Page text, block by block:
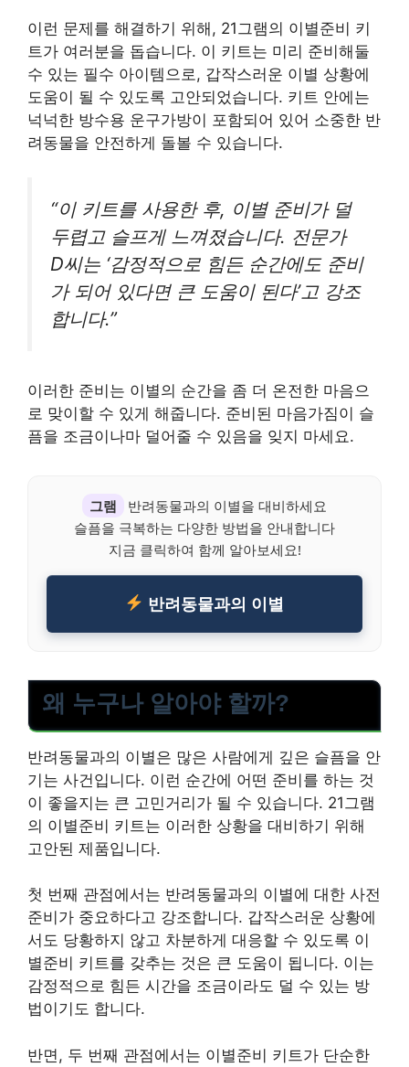
이런 문제를 해결하기 위해, 21그램의 이별준비 키
트가 여러분을 돕습니다. 이 키트는 미리 준비해둘
수 있는 필수 아이템으로, 갑작스러운 이별 상황에
도움이 될 수 있도록 고안되었습니다. 키트 안에는
넉넉한 방수용 운구가방이 포함되어 있어 소중한 반
려동물을 안전하게 돌볼 수 있습니다.
“이 키트를 사용한 후, 이별 준비가 덜
두렵고 슬프게 느껴졌습니다. 전문가
D씨는 ‘감정적으로 힘든 순간에도 준비
가 되어 있다면 큰 도움이 된다’고 강조
합니다.”
이러한 준비는 이별의 순간을 좀 더 온전한 마음으
로 맞이할 수 있게 해줍니다. 준비된 마음가짐이 슬
픔을 조금이나마 덜어줄 수 있음을 잊지 마세요.
그램
반려동물과의 이별을 대비하세요
슬픔을 극복하는 다양한 방법을 안내합니다
지금 클릭하여 함께 알아보세요!
반려동물과의 이별
왜 누구나 알아야 할까?
반려동물과의 이별은 많은 사람에게 깊은 슬픔을 안
기는 사건입니다. 이런 순간에 어떤 준비를 하는 것
이 좋을지는 큰 고민거리가 될 수 있습니다. 21그램
의 이별준비 키트는 이러한 상황을 대비하기 위해
고안된 제품입니다.
첫 번째 관점에서는 반려동물과의 이별에 대한 사전
준비가 중요하다고 강조합니다. 갑작스러운 상황에
서도 당황하지 않고 차분하게 대응할 수 있도록 이
별준비 키트를 갖추는 것은 큰 도움이 됩니다. 이는
감정적으로 힘든 시간을 조금이라도 덜 수 있는 방
법이기도 합니다.
반면, 두 번째 관점에서는 이별준비 키트가 단순한